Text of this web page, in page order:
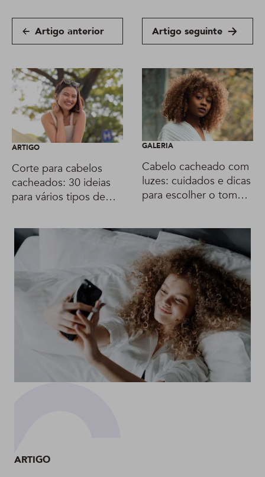
Artigo anterior Artigo seguinte
ARTIGO
Corte para cabelos
cacheados: 30 ideias
para vários tipos de
GALERIA
Cabelo cacheado com
luzes: cuidados e dicas
para escolher o tom
ARTIGO